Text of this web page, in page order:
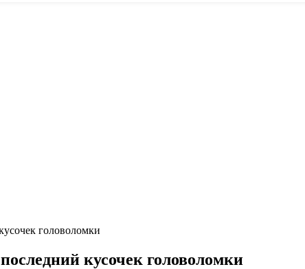
головоломки
кусочек головоломки